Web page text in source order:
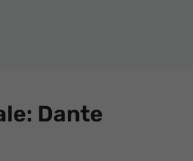
Dante